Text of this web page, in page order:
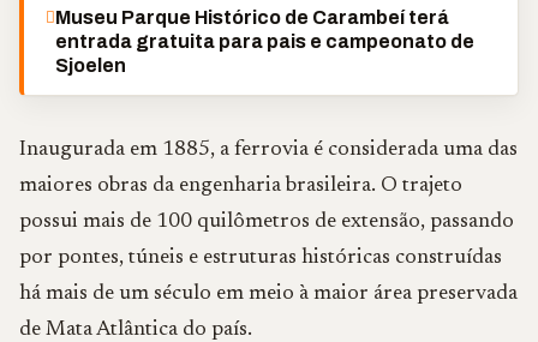
Museu Parque Histórico de Carambeí terá
entrada gratuita para pais e campeonato de
Sjoelen
Inaugurada em 1885, a ferrovia é considerada uma das
maiores obras da engenharia brasileira. O trajeto
possui mais de 100 quilômetros de extensão, passando
por pontes, túneis e estruturas históricas construídas
há mais de um século em meio à maior área preservada
de Mata Atlântica do país.